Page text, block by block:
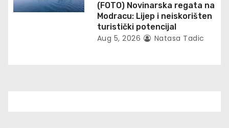
(FOTO) Novinarska regata na
Modracu: Lijep i neiskorišten
turistički potencijal
Aug 5, 2026 Natasa Tadic